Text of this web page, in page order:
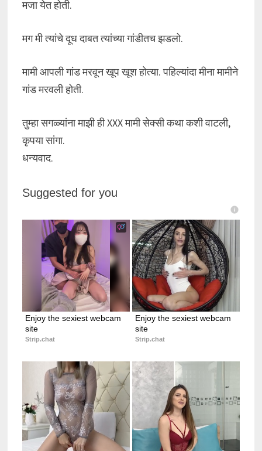
मजा येत होती.
मग मी त्यांचे दूध दाबत त्यांच्या गांडीतच झडलो.
मामी आपली गांड मरवून खूप खूश होत्या. पहिल्यांदा मीना मामीने
गांड मरवली होती.
तुम्हा सगळ्यांना माझी ही XXX मामी सेक्सी कथा कशी वाटली,
कृपया सांगा.
धन्यवाद.
Suggested for you
Enjoy the sexiest webcam
site
Strip.chat
Enjoy the sexiest webcam
site
Strip.chat